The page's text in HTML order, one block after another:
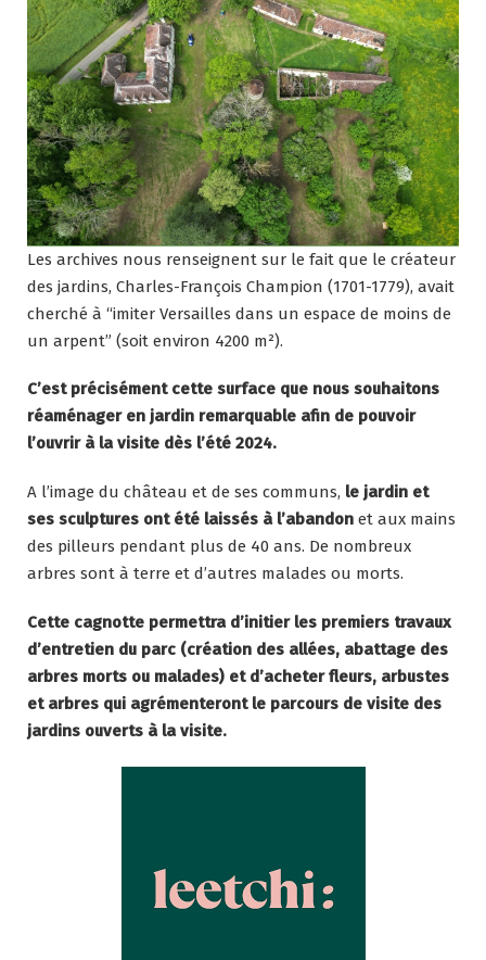
Les archives nous renseignent sur le fait que le créateur
des jardins, Charles-François Champion (1701-1779), avait
cherché à “imiter Versailles dans un espace de moins de
un arpent” (soit environ 4200 m²).
C’est précisément cette surface que nous souhaitons
réaménager en jardin remarquable afin de pouvoir
l’ouvrir à la visite dès l’été 2024.
A l’image du château et de ses communs, le jardin et
ses sculptures ont été laissés à l’abandon et aux mains
des pilleurs pendant plus de 40 ans. De nombreux
arbres sont à terre et d’autres malades ou morts.
Cette cagnotte permettra d’initier les premiers travaux
d’entretien du parc (création des allées, abattage des
arbres morts ou malades) et d’acheter fleurs, arbustes
et arbres qui agrémenteront le parcours de visite des
jardins ouverts à la visite.